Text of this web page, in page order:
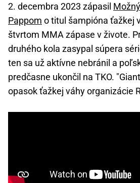
2. decembra 2023 zápasil
Pappom o titul šampióna ťažkej
štvrtom MMA zápase v živote.
druhého kola zasypal súpera
ten sa už aktívne nebránil a
predčasne ukončil na TKO.
opasok ťažkej váhy organizácie